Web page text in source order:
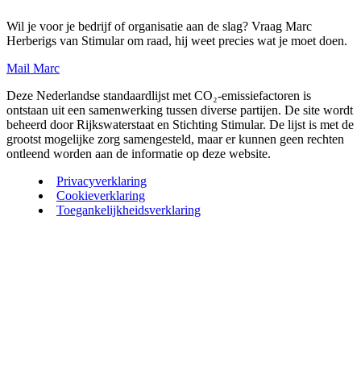
Wil je voor je bedrijf of organisatie aan de slag? Vraag Marc
Herberigs van Stimular om raad, hij weet precies wat je moet doen.
Mail Marc
Deze Nederlandse standaardlijst met CO₂-emissiefactoren is
ontstaan uit een samenwerking tussen diverse partijen. De site wordt
beheerd door Rijkswaterstaat en Stichting Stimular. De lijst is met de
grootst mogelijke zorg samengesteld, maar er kunnen geen rechten
ontleend worden aan de informatie op deze website.
Privacyverklaring
Cookieverklaring
Toegankelijkheidsverklaring